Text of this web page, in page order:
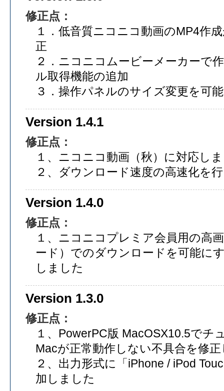
修正点：
１．低音質ニコニコ動画のMP4作
正
２．ニコニコムービーメーカーで
ル取得機能の追加
３．操作パネルのサイズ変更を可
Version 1.4.1
修正点：
１、ニコニコ動画（秋）に対応し
２、ダウンロード速度の高速化を
Version 1.4.0
修正点：
１、ニコニコプレミア会員用の高
ード）でのダウンロードを可能に
しました
Version 1.3.0
修正点：
１、PowerPC版 MacOSX10.5でチ
Macが正常動作しない不具合を修
２、出力形式に「iPhone / iPod
加しました